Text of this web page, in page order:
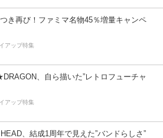
き再び！ファミマ名物45％増量キャンペ
アップ特集
、自ら描いた”レトロフューチャ
アップ特集
、結成1周年で見えた”バンドらしさ”